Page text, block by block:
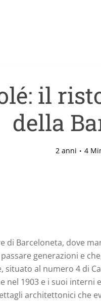
il
della
2 anni 4
di Barceloneta, dove
generazioni e
situato al numero 4 di
nel 1903 e i suoi interni
architettonici che